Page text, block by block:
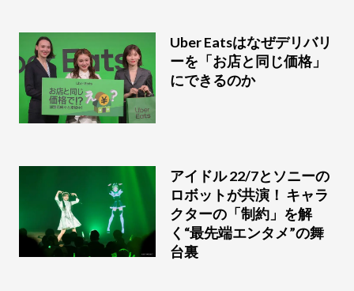
Uber Eatsはなぜデリバリ
ーを「お店と同じ価格」
にできるのか
アイドル 22/7とソニーの
ロボットが共演！ キャラ
クターの「制約」を解
く“最先端エンタメ”の舞
台裏